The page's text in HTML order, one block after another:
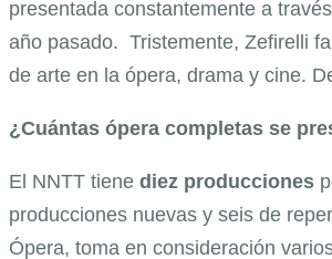
presentada constantemente a
año pasado. Tristemente, Zefirelli
de arte en la ópera, drama y cine.
¿Cuántas ópera completas se
El NNTT tiene diez producciones
producciones nuevas y seis de
Ópera, toma en consideración